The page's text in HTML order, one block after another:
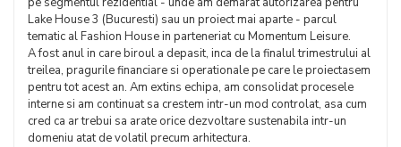
Lake House 3 (Bucuresti) sau un proiect mai aparte - parcul
tematic al Fashion House in parteneriat cu Momentum Leisure.
A fost anul in care biroul a depasit, inca de la finalul trimestrului al
treilea, pragurile financiare si operationale pe care le proiectasem
pentru tot acest an. Am extins echipa, am consolidat procesele
interne si am continuat sa crestem intr-un mod controlat, asa cum
cred ca ar trebui sa arate orice dezvoltare sustenabila intr-un
domeniu atat de volatil precum arhitectura.